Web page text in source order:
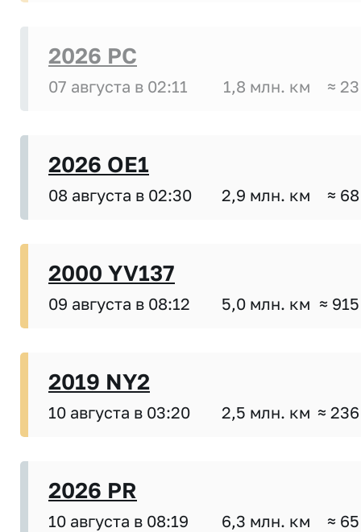
2026 PC
07 августа в 02:11 1,8 млн. км ≈
2026 OE1
08 августа в 02:30 2,9 млн. км ≈
2000 YV137
09 августа в 08:12 5,0 млн. км ≈
2019 NY2
10 августа в 03:20 2,5 млн. км ≈
2026 PR
10 августа в 08:19 6,3 млн. км ≈